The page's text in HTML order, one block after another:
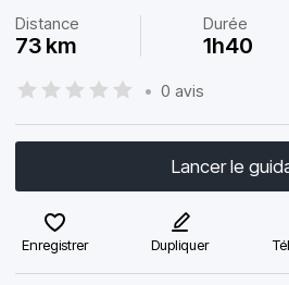
Distance
73 km
Durée
1h40
• 0 avis
Lancer le
Enregistrer Dupliquer